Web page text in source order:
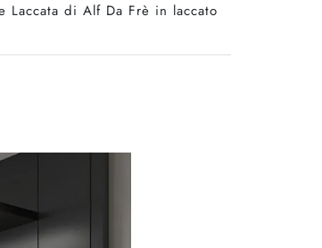
Laccata di Alf Da Frè in laccato